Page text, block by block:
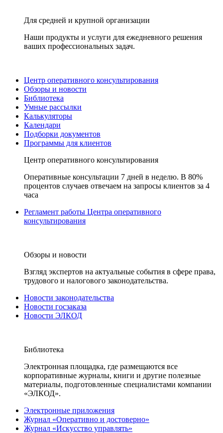
Для средней и крупной организации
Наши продукты и услуги для ежедневного решения
ваших профессиональных задач.
Центр оперативного консультирования
Обзоры и новости
Библиотека
Умные рассылки
Калькуляторы
Календари
Подборки документов
Программы для клиентов
Центр оперативного консультирования
Оперативные консультации 7 дней в неделю. В 80%
процентов случаев отвечаем на запросы клиентов за 4
часа
Регламент работы Центра оперативного
консультирования
Обзоры и новости
Взгляд экспертов на актуальные события в сфере права,
трудового и налогового законодательства.
Новости законодательства
Новости госзаказа
Новости ЭЛКОД
Библиотека
Электронная площадка, где размещаются все
корпоративные журналы, книги и другие полезные
материалы, подготовленные специалистами компании
«ЭЛКОД».
Электронные приложения
Журнал «Оперативно и достоверно»
Журнал «Искусство управлять»